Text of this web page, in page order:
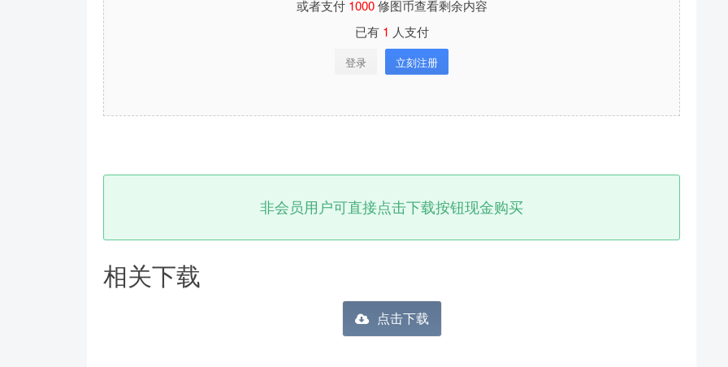
或者支付 1000修图币查看剩余内容
已有 1 人支付
登录 立刻注册
非会员用户可直接点击下载按钮现金购买
相关下载
点击下载